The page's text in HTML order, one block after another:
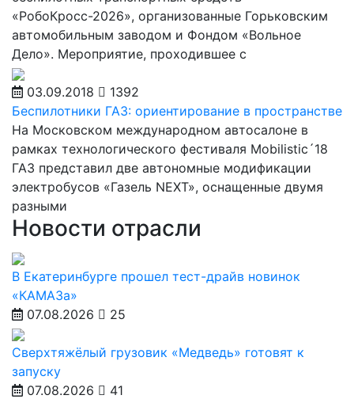
«РобоКросс-2026», организованные Горьковским
автомобильным заводом и Фондом «Вольное
Дело». Мероприятие, проходившее с
03.09.2018
1392
Беспилотники ГАЗ: ориентирование в пространстве
На Московском международном автосалоне в
рамках технологического фестиваля Mobilistic´18
ГАЗ представил две автономные модификации
электробусов «Газель NEXT», оснащенные двумя
разными
Новости отрасли
В Екатеринбурге прошел тест-драйв новинок
«КАМАЗа»
07.08.2026
25
Сверхтяжёлый грузовик «Медведь» готовят к
запуску
07.08.2026
41